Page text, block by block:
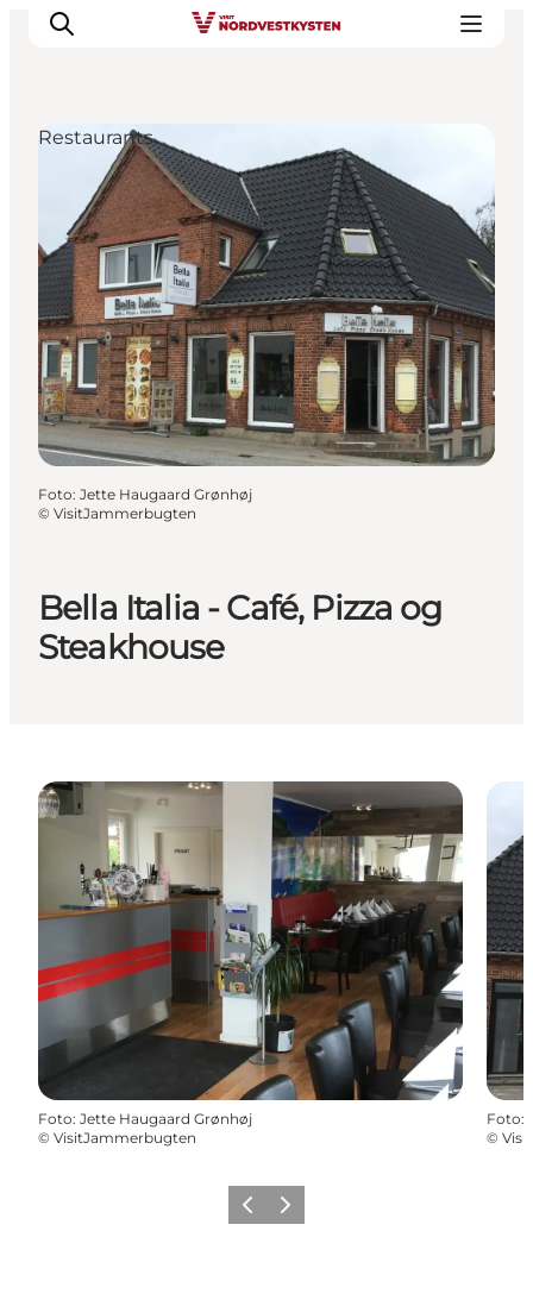
Urlaubsorte
Inspiration
Events
Unterkunft
Mach deine Urlaubsplanung
Bella Italia - Café, Pizza og
Steakhouse
Restaurants
Foto: Jette Haugaard Grønhøj
© VisitJammerbugten
Foto: Jette Haugaard Grønhøj
© VisitJammerbugten
Foto:
©
ZurückWeiter